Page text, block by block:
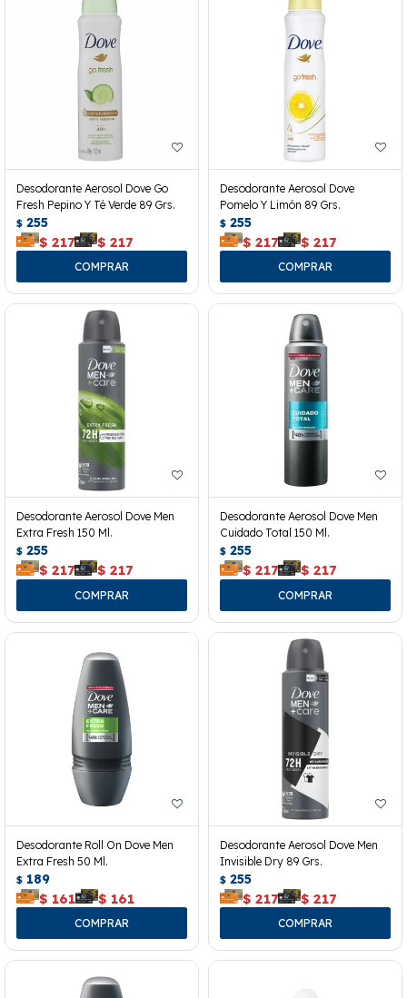
Desodorante Aerosol Dove Go
Fresh Pepino Y Té Verde 89 Grs.
$ 255
$ 217 $ 217
Desodorante Aerosol Dove
Pomelo Y Limón 89 Grs.
$ 255
$ 217 $ 217
Desodorante Aerosol Dove Men
Extra Fresh 150 Ml.
$ 255
$ 217 $ 217
Desodorante Aerosol Dove Men
Cuidado Total 150 Ml.
$ 255
$ 217 $ 217
Desodorante Roll On Dove Men
Extra Fresh 50 Ml.
$ 189
$ 161 $ 161
Desodorante Aerosol Dove Men
Invisible Dry 89 Grs.
$ 255
$ 217 $ 217